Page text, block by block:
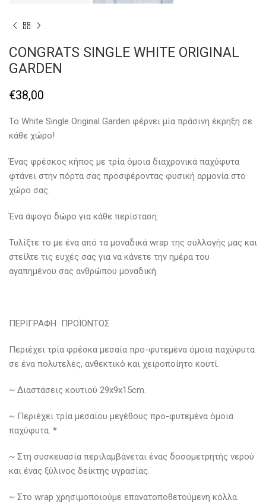
CONGRATS SINGLE WHITE ORIGINAL
GARDEN
€38,00
Το White Single Original Garden φέρνει μία πράσινη έκρηξη σε
κάθε χώρο!
Ένας φρέσκος κήπος με τρία όμοια διαχρονικά παχύφυτα
φτάνει στην πόρτα σας προσφέροντας φυσική αρμονία στο
χώρο σας.
Ένα άψογο δώρο για κάθε περίσταση.
Τυλίξτε το με ένα από τα μοναδικά wrap της συλλογής μας και
στείλτε τις ευχές σας για να κάνετε την ημέρα του
αγαπημένου σας ανθρώπου μοναδική.
ΠΕΡΙΓΡΑΦΗ ΠΡΟΪΟΝΤΟΣ
Περιέχει τρία φρέσκα μεσαία προ-φυτεμένα όμοια παχύφυτα
σε ένα πολυτελές, ανθεκτικό και χειροποίητο κουτί.
~ Διαστάσεις κουτιού 29x9x15cm.
~ Περιέχει τρία μεσαίου μεγέθους προ-φυτεμένα όμοια
παχύφυτα. *
~ Στη συσκευασία περιλαμβάνεται ένας δοσομετρητής νερού
και ένας ξύλινος δείκτης υγρασίας.
~ Στο wrap χρησιμοποιούμε επανατοποθετούμενη κόλλα.